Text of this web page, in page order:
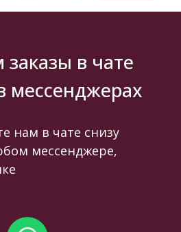
в чате
мессенджерах
нам в чате снизу
мессенджере,